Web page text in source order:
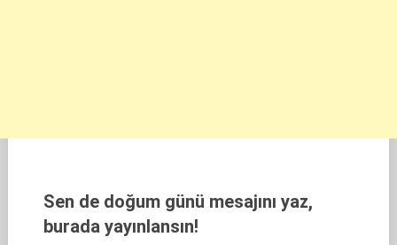
Sen de doğum günü mesajını yaz,
burada yayınlansın!